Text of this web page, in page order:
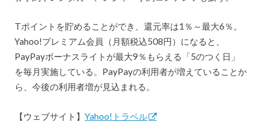
Tポイントを貯めることができ、還元率は1％～最大6％。
Yahoo!プレミアム会員（月額税込508円）になると、
PayPayボーナスライトが最大9％もらえる「5のつく日」
を毎月実施している。PayPayの利用者が増えていることか
ら、今後の利用者増が見込まれる。
【ウェブサイト】 Yahoo!トラベル